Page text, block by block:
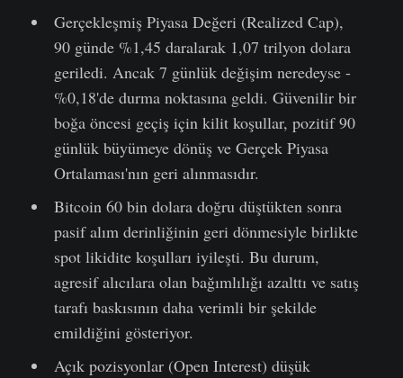
Gerçekleşmiş Piyasa Değeri (Realized Cap),
90 günde %1,45 daralarak 1,07 trilyon dolara
geriledi. Ancak 7 günlük değişim neredeyse -
%0,18'de durma noktasına geldi. Güvenilir bir
boğa öncesi geçiş için kilit koşullar, pozitif 90
günlük büyümeye dönüş ve Gerçek Piyasa
Ortalaması'nın geri alınmasıdır.
Bitcoin 60 bin dolara doğru düştükten sonra
pasif alım derinliğinin geri dönmesiyle birlikte
spot likidite koşulları iyileşti. Bu durum,
agresif alıcılara olan bağımlılığı azalttı ve satış
tarafı baskısının daha verimli bir şekilde
emildiğini gösteriyor.
Açık pozisyonlar (Open Interest) düşük